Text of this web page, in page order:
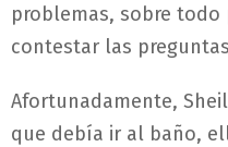
problemas, sobre todo
contestar las
Afortunadamente,
que debía ir al baño,